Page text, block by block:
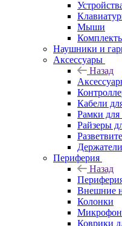
Мыши
Наушники и
Аксессуары
Назад
Кабели
Рамки для
Райзеры
Периферия
Назад
Внешние
Колонки
Коврики